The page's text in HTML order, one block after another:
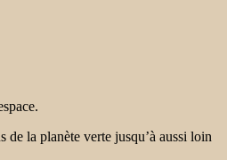
de la planète verte jusqu’à aussi loin